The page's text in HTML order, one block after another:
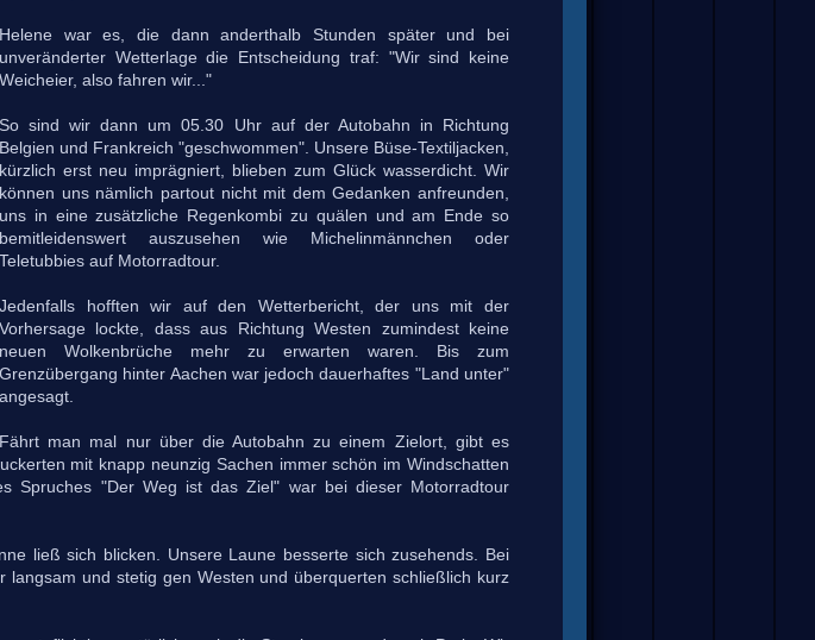
Helene war es, die dann anderthalb Stunden später und bei
unveränderter Wetterlage die Entscheidung traf: "Wir sind keine
Weicheier, also fahren wir..."
So sind wir dann um 05.30 Uhr auf der Autobahn in Richtung
Belgien und Frankreich "geschwommen". Unsere Büse-Textiljacken,
kürzlich erst neu imprägniert, blieben zum Glück wasserdicht. Wir
können uns nämlich partout nicht mit dem Gedanken anfreunden,
uns in eine zusätzliche Regenkombi zu quälen und am Ende so
bemitleidenswert auszusehen wie Michelinmännchen oder
Teletubbies auf Motorradtour.
Jedenfalls hofften wir auf den Wetterbericht, der uns mit der
Vorhersage lockte, dass aus Richtung Westen zumindest keine
neuen Wolkenbrüche mehr zu erwarten waren. Bis zum
Grenzübergang hinter Aachen war jedoch dauerhaftes "Land unter"
angesagt.
Fährt man mal nur über die Autobahn zu einem Zielort, gibt es
mit knapp neunzig Sachen immer schön im Windschatten
Spruches "Der Weg ist das Ziel" war bei dieser Motorradtour
ließ sich blicken. Unsere Laune besserte sich zusehends. Bei
und stetig gen Westen und überquerten schließlich kurz